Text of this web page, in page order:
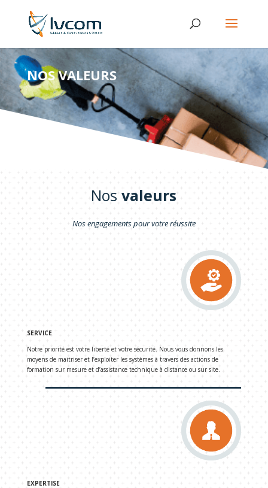
NOS VALEURS
Nosvaleurs
Nos engagements pour votre réussite
SERVICE
Notre priorité est votre liberté et votre sécurité. Nous vous donnons les
moyens de maitriser et l’exploiter les systèmes à travers des actions de
formation sur mesure et d’assistance technique à distance ou sur site.
EXPERTISE